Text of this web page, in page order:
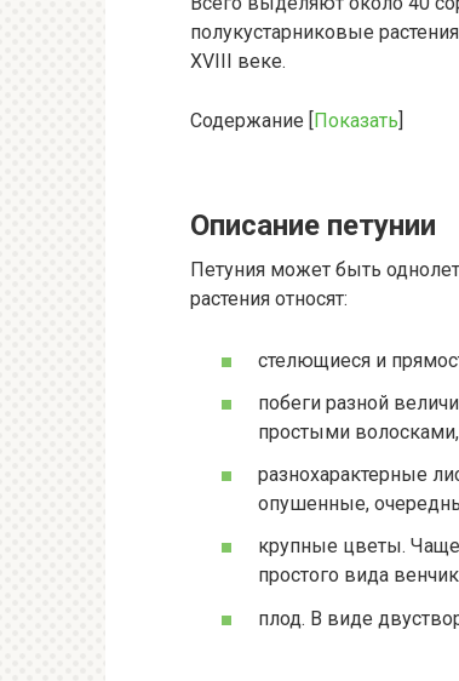
полукустарниковые
XVIII веке.
Содержание [Показать]
Описание петунии
Петуния может быть
растения относят:
стелющиеся и
побеги разной
простыми
разнохарактерные
опушенные,
крупные цветы. Чаще
простого вида
плод. В виде